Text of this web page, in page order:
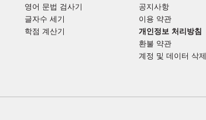
영어 문법 검사기
글자수 세기
학점 계산기
공지사항
이용 약관
개인정보 처리방침
환불 약관
계정 및 데이터 삭제